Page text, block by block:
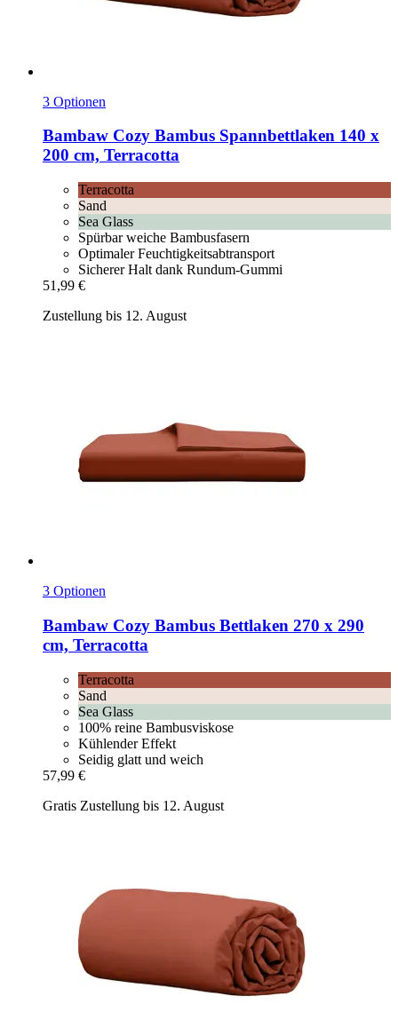
3 Optionen
Bambaw Cozy Bambus Spannbettlaken 140 x
200 cm, Terracotta
Terracotta
Sand
Sea Glass
Spürbar weiche Bambusfasern
Optimaler Feuchtigkeitsabtransport
Sicherer Halt dank Rundum-Gummi
51,99 €
Zustellung bis 12. August
3 Optionen
Bambaw Cozy Bambus Bettlaken 270 x 290
cm, Terracotta
Terracotta
Sand
Sea Glass
100% reine Bambusviskose
Kühlender Effekt
Seidig glatt und weich
57,99 €
Gratis Zustellung bis 12. August